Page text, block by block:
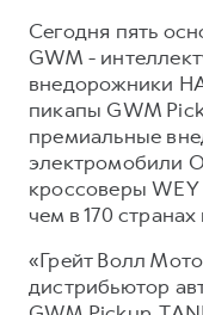
Сегодня пять
GWM -
внедорожники
пикапы GWM
премиальные
электромобили
кроссоверы
чем в 170
«Грейт Волл
дистрибьютор